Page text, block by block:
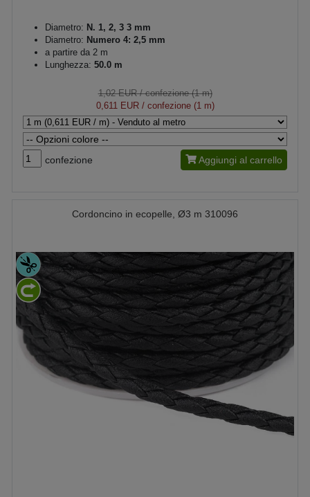
Diametro: N. 1, 2, 3 3 mm
Diametro: Numero 4: 2,5 mm
a partire da 2 m
Lunghezza: 50.0 m
1,02 EUR/ confezione (1 m)
0,611 EUR/ confezione (1 m)
confezione Aggiungi al carrello
Cordoncino in ecopelle, Ø3 m 310096